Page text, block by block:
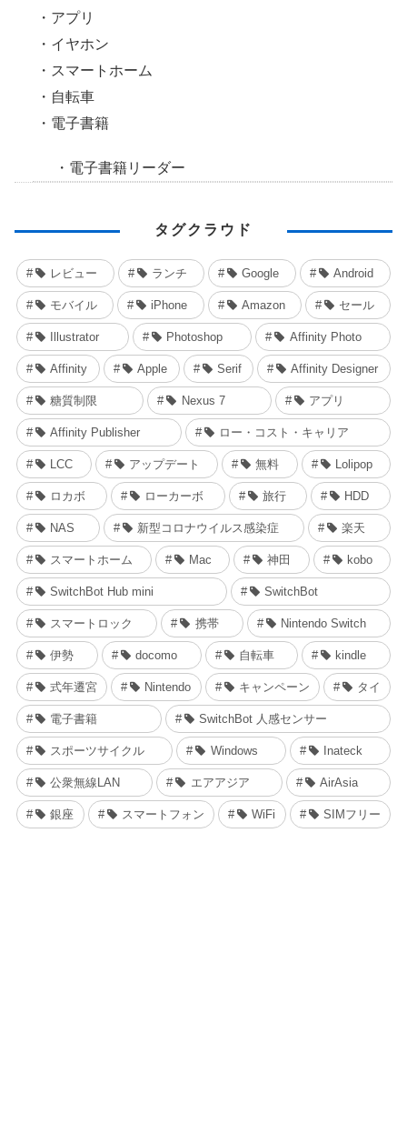
アプリ
イヤホン
スマートホーム
自転車
電子書籍
電子書籍リーダー
タグクラウド
レビュー ランチ Google Android
モバイル iPhone Amazon セール
Illustrator Photoshop Affinity Photo
Affinity Apple Serif Affinity Designer
糖質制限 Nexus 7 アプリ
Affinity Publisher ロー・コスト・キャリア
LCC アップデート 無料 Lolipop
ロカボ ローカーボ 旅行 HDD
NAS 新型コロナウイルス感染症 楽天
スマートホーム Mac 神田 kobo
SwitchBot Hub mini SwitchBot
スマートロック 携帯 Nintendo Switch
伊勢 docomo 自転車 kindle
式年遷宮 Nintendo キャンペーン タイ
電子書籍 SwitchBot 人感センサー
スポーツサイクル Windows Inateck
公衆無線LAN エアアジア AirAsia
銀座 スマートフォン WiFi SIMフリー